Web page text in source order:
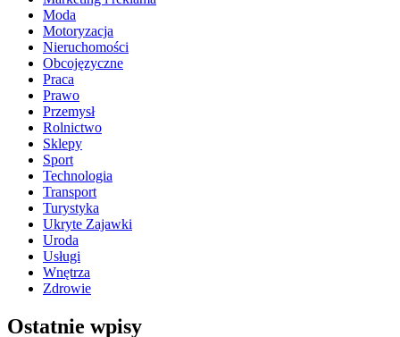
Moda
Motoryzacja
Nieruchomości
Obcojęzyczne
Praca
Prawo
Przemysł
Rolnictwo
Sklepy
Sport
Technologia
Transport
Turystyka
Ukryte Zajawki
Uroda
Usługi
Wnętrza
Zdrowie
Ostatnie wpisy